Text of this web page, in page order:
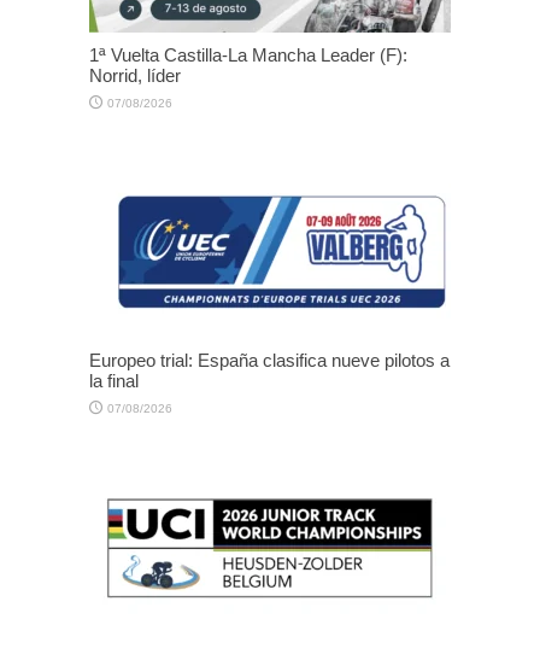
1ª Vuelta Castilla-La Mancha Leader (F):
Norrid, líder
07/08/2026
Europeo trial: España clasifica nueve pilotos a
la final
07/08/2026